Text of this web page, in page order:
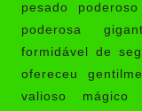
pesado
poderosa
formidável de
ofereceu
valioso mágico